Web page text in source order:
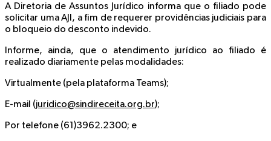
A Diretoria de Assuntos Jurídico informa que o filiado pode
solicitar uma AJI, a fim de requerer providências judiciais para
o bloqueio do desconto indevido.
Informe, ainda, que o atendimento jurídico ao filiado é
realizado diariamente pelas modalidades:
Virtualmente (pela plataforma Teams);
E-mail (juridico@sindireceita.org.br);
Por telefone (61)3962.2300; e